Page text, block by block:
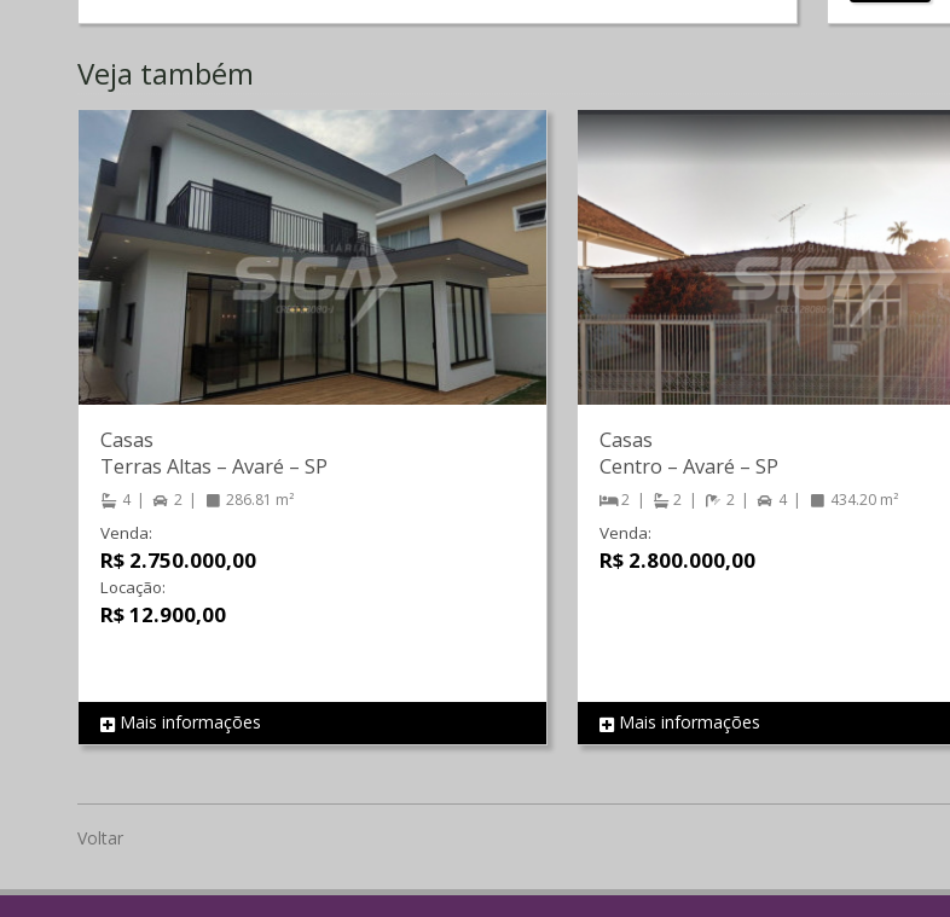
Veja também
REF 1324
Casas
Terras Altas – Avaré – SP
4 2 286.81 m²
Venda:
R$ 2.750.000,00
Locação:
R$ 12.900,00
Mais informações REF 584
Casas
Centro – Avaré – SP
2 2 2 4 434.20 m²
Venda:
R$ 2.800.000,00
Mais informações
Voltar